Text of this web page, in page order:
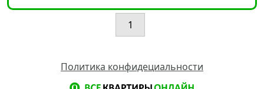
1
Политика конфидециальности